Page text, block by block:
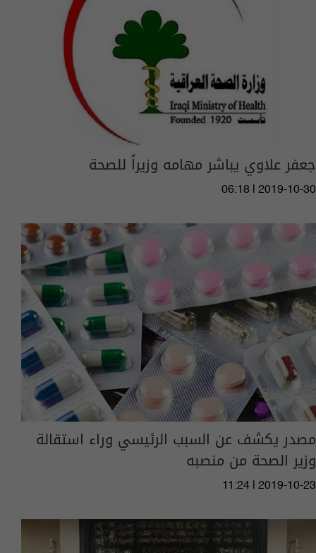
جعفر علاوي يباشر مهامه وزيراً للصحة
06:18 | 2019-10-30
مصدر يكشف عن السبب الرئيسي وراء استقالة
وزير الصحة من منصبه
11:24 | 2019-10-23